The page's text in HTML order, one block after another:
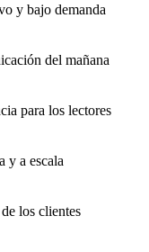
y bajo demanda
del mañana
para los lectores
y a escala
los clientes